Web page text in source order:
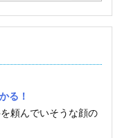
る！
頼んでいそうな顔の